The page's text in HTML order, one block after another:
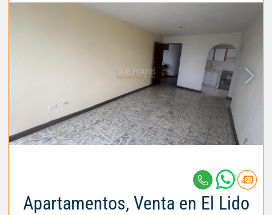
Apartamentos, Venta en El Lido